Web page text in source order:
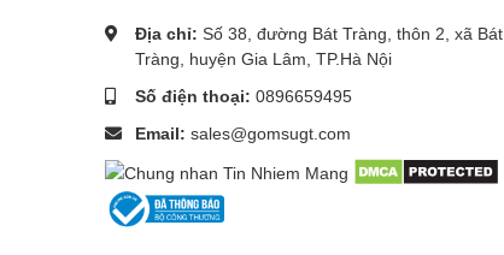
Địa chỉ: Số 38, đường Bát Tràng, thôn 2, xã Bát
Tràng, huyện Gia Lâm, TP.Hà Nội
Số điện thoại: 0896659495
Email: sales@gomsugt.com